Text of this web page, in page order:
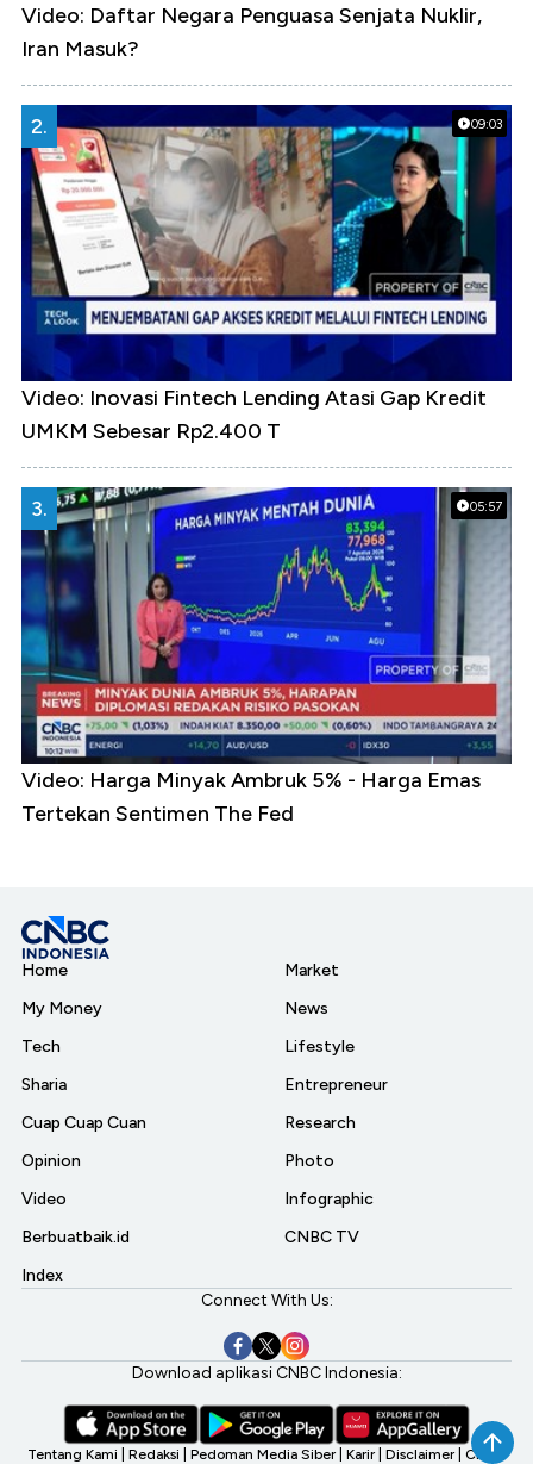
Video: Daftar Negara Penguasa Senjata Nuklir,
Iran Masuk?
09:03
2.
Video: Inovasi Fintech Lending Atasi Gap Kredit
UMKM Sebesar Rp2.400 T
05:57
3.
Video: Harga Minyak Ambruk 5% - Harga Emas
Tertekan Sentimen The Fed
Home
My Money
Tech
Sharia
Cuap Cuap Cuan
Opinion
Video
Berbuatbaik.id
Index
Market
News
Lifestyle
Entrepreneur
Research
Photo
Infographic
CNBC TV
Connect With Us:
Download aplikasi CNBC Indonesia:
Tentang Kami Redaksi Pedoman Media Siber Karir Disclaimer CNBC